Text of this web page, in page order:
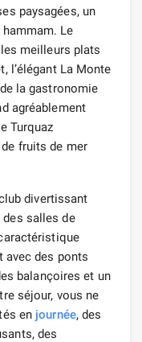
paysagées, un
Le
meilleurs plats
l’élégant La Monte
la gastronomie
agréablement
Turquaz
fruits de mer
divertissant
des salles de
avec des ponts
balançoires et un
séjour, vous ne
en journée, des
des